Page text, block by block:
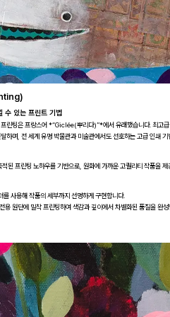
수 있는 프린트 기법
린팅은 프랑스어 *“Giclée(뿌리다)”*에서 유래했습니다. 최고
하며, 전 세계 유명 박물관과 미술관에서도 선호하는 고급 인쇄 기
된 프린팅 노하우를 기반으로, 원화에 가까운 고퀄리티 작품을 제
를 사용해 작품의 세부까지 선명하게 구현합니다.
용 원단에 밀착 프린팅하여 색감과 깊이에서 차별화된 품질을 완성